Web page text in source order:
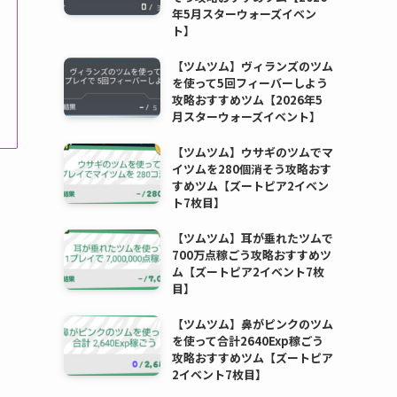
年5月スターウォーズイベン
ト】
【ツムツム】ヴィランズのツム
を使って5回フィーバーしよう
攻略おすすめツム【2026年5
月スターウォーズイベント】
【ツムツム】ウサギのツムでマ
イツムを280個消そう攻略おす
すめツム【ズートピア2イベン
ト7枚目】
【ツムツム】耳が垂れたツムで
700万点稼ごう攻略おすすめツ
ム【ズートピア2イベント7枚
目】
【ツムツム】鼻がピンクのツム
を使って合計2640Exp稼ごう
攻略おすすめツム【ズートピア
2イベント7枚目】